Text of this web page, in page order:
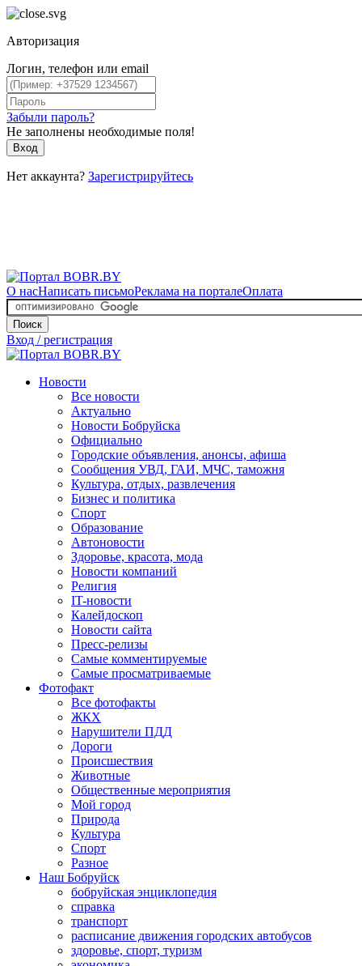
Авторизация
Логин, телефон или email
Забыли пароль?
Не заполнены необходимые поля!
Вход
Нет аккаунта? Зарегистрируйтесь
О насНаписать письмоРеклама на порталеОплата
Поиск
Вход / регистрация
Новости
Все новости
Актуально
Новости Бобруйска
Официально
Городские объявления, анонсы, афиша
Сообщения УВД, ГАИ, МЧС, таможня
Культура, отдых, развлечения
Бизнес и политика
Спорт
Образование
Автоновости
Здоровье, красота, мода
Новости компаний
Религия
IT-новости
Калейдоскоп
Новости сайта
Пресс-релизы
Самые комментируемые
Самые просматриваемые
Фотофакт
Все фотофакты
ЖКХ
Нарушители ПДД
Дороги
Происшествия
Животные
Общественные мероприятия
Мой город
Природа
Культура
Спорт
Разное
Наш Бобруйск
бобруйская энциклопедия
справка
транспорт
расписание движения городских автобусов
здоровье, спорт, туризм